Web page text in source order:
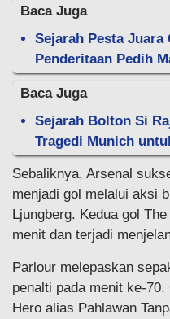
Baca Juga
Sejarah Pesta Juara
Penderitaan Pedih
Baca Juga
Sejarah Bolton Si
Tragedi Munich
Sebaliknya, Arsenal
menjadi gol melalui aksi
Ljungberg. Kedua gol
menit dan terjadi
Parlour melepaskan
penalti pada menit ke-
Hero alias Pahlawan